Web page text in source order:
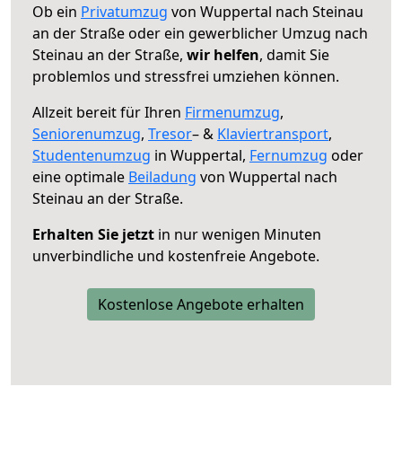
Ob ein Privatumzug von Wuppertal nach Steinau
an der Straße oder ein gewerblicher Umzug nach
Steinau an der Straße, wir helfen, damit Sie
problemlos und stressfrei umziehen können.
Allzeit bereit für Ihren Firmenumzug,
Seniorenumzug, Tresor– & Klaviertransport,
Studentenumzug in Wuppertal, Fernumzug oder
eine optimale Beiladung von Wuppertal nach
Steinau an der Straße.
Erhalten Sie jetzt in nur wenigen Minuten
unverbindliche und kostenfreie Angebote.
Kostenlose Angebote erhalten